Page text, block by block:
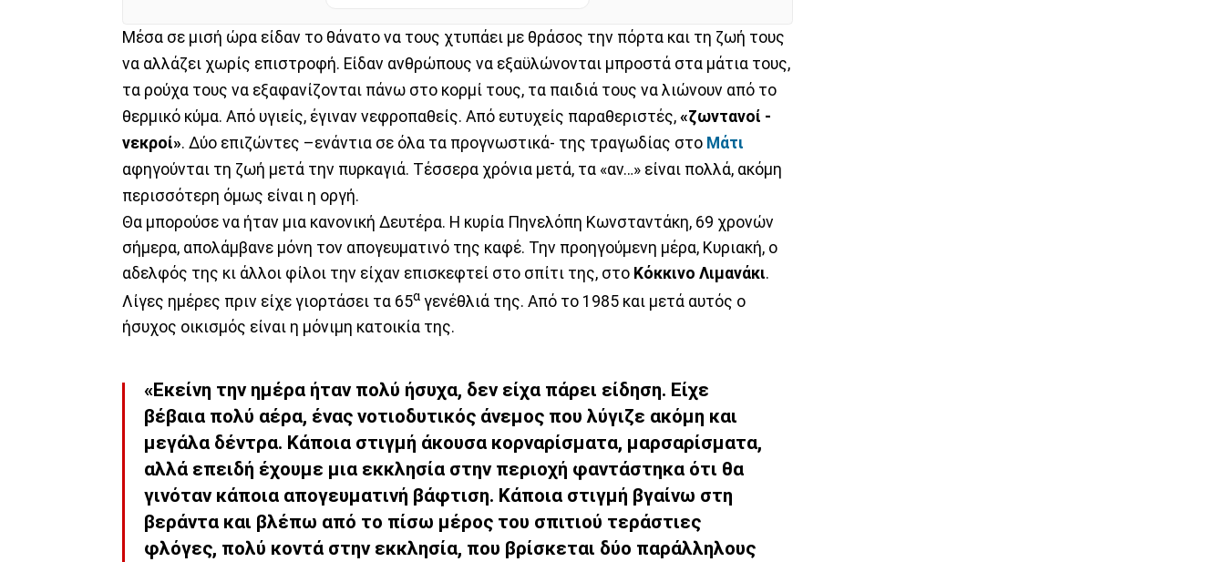
Μέσα σε μισή ώρα είδαν το θάνατο να τους χτυπάει με θράσος την πόρτα και τη ζωή τους
να αλλάζει χωρίς επιστροφή. Είδαν ανθρώπους να εξαϋλώνονται μπροστά στα μάτια τους,
τα ρούχα τους να εξαφανίζονται πάνω στο κορμί τους, τα παιδιά τους να λιώνουν από το
θερμικό κύμα. Από υγιείς, έγιναν νεφροπαθείς. Από ευτυχείς παραθεριστές, «ζωντανοί -
νεκροί». Δύο επιζώντες –ενάντια σε όλα τα προγνωστικά- της τραγωδίας στο Μάτι
αφηγούνται τη ζωή μετά την πυρκαγιά. Τέσσερα χρόνια μετά, τα «αν…» είναι πολλά, ακόμη
περισσότερη όμως είναι η οργή.
Θα μπορούσε να ήταν μια κανονική Δευτέρα. Η κυρία Πηνελόπη Κωνσταντάκη, 69 χρονών
σήμερα, απολάμβανε μόνη τον απογευματινό της καφέ. Την προηγούμενη μέρα, Κυριακή, ο
αδελφός της κι άλλοι φίλοι την είχαν επισκεφτεί στο σπίτι της, στο Κόκκινο Λιμανάκι.
Λίγες ημέρες πριν είχε γιορτάσει τα 65α γενέθλιά της. Από το 1985 και μετά αυτός ο
ήσυχος οικισμός είναι η μόνιμη κατοικία της.
«Εκείνη την ημέρα ήταν πολύ ήσυχα, δεν είχα πάρει είδηση. Είχε
βέβαια πολύ αέρα, ένας νοτιοδυτικός άνεμος που λύγιζε ακόμη και
μεγάλα δέντρα. Κάποια στιγμή άκουσα κορναρίσματα, μαρσαρίσματα,
αλλά επειδή έχουμε μια εκκλησία στην περιοχή φαντάστηκα ότι θα
γινόταν κάποια απογευματινή βάφτιση. Κάποια στιγμή βγαίνω στη
βεράντα και βλέπω από το πίσω μέρος του σπιτιού τεράστιες
φλόγες, πολύ κοντά στην εκκλησία, που βρίσκεται δύο παράλληλους